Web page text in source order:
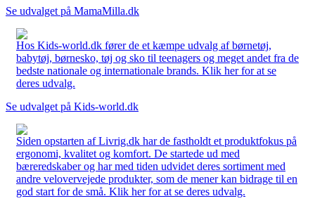
Se udvalget på MamaMilla.dk
Hos Kids-world.dk fører de et kæmpe udvalg af børnetøj,
babytøj, børnesko, tøj og sko til teenagers og meget andet fra de
bedste nationale og internationale brands. Klik her for at se
deres udvalg.
Se udvalget på Kids-world.dk
Siden opstarten af Livrig.dk har de fastholdt et produktfokus på
ergonomi, kvalitet og komfort. De startede ud med
bæreredskaber og har med tiden udvidet deres sortiment med
andre velovervejede produkter, som de mener kan bidrage til en
god start for de små. Klik her for at se deres udvalg.